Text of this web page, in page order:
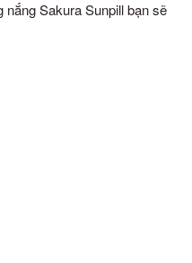
Sakura Sunpill bạn sẽ